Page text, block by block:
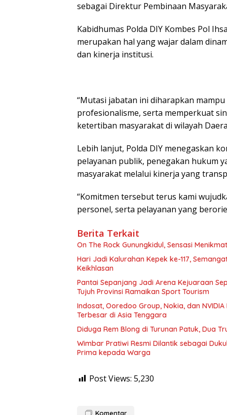
sebagai Direktur Pembinaan
Kabidhumas Polda DIY Kombes Pol
merupakan hal yang wajar dalam
dan kinerja institusi.
“Mutasi jabatan ini diharapkan
profesionalisme, serta memperkuat
ketertiban masyarakat di wilayah
Lebih lanjut, Polda DIY menegaskan
pelayanan publik, penegakan hukum
masyarakat melalui kinerja yang
“Komitmen tersebut terus kami
personel, serta pelayanan yang
Berita Terkait
On The Rock Gunungkidul, Sensasi
Hari Jadi Kalurahan Kepek ke-117,
Keikhlasan
Pantai Sepanjang Jadi Arena Kejuaraan
Tujuh Provinsi Ramaikan Sport Tourism
Indosat, Ooredoo Group, Nokia, dan
Terbesar di Asia Tenggara
Diduga Rem Blong di Turunan Patuk, Dua
Wimbar Pratiwi Resmi Dilantik sebagai
Prima kepada Warga
Post Views: 5,230
Komentar